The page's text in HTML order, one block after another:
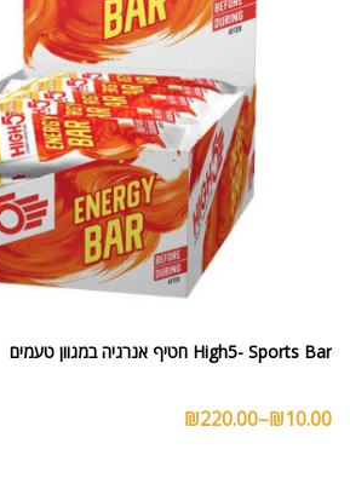
High5- Sports Bar חטיף אנרגיה במגוון טעמים
₪10.00
–
₪220.00